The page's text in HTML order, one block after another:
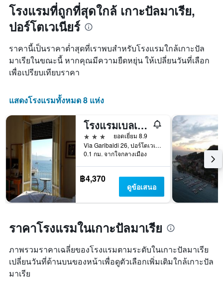
โรงแรมที่ถูกที่สุดใกล้ เกาะปัลมาเรีย,
ปอร์โตเวเนียร์
ราคานี้เป็นราคาต่ำสุดที่เราพบสำหรับโรงแรมใกล้เกาะปัล
มาเรียในขณะนี้ หากคุณมีความยืดหยุ่น ให้เปลี่ยนวันที่เลือก
เพื่อเปรียบเทียบราคา
แสดงโรงแรมทั้งหมด 8 แห่ง
โรงแรมเบลเวเดเร
3 ดาว
ยอดเยี่ยม 8.9
Via Garibaldi 26, ปอร์โตเวเนียร์, ลา สเปเซีย, อิตาลี
0.1 กม. จากใจกลางเมือง
฿4,370
ดูข้อเสนอ
ราคาโรงแรมในเกาะปัลมาเรีย
ภาพรวมราคาเฉลี่ยของโรงแรมตามระดับในเกาะปัลมาเรีย
เปลี่ยนวันที่ด้านบนของหน้าเพื่อดูตัวเลือกเพิ่มเติมใกล้เกาะปัล
มาเรีย